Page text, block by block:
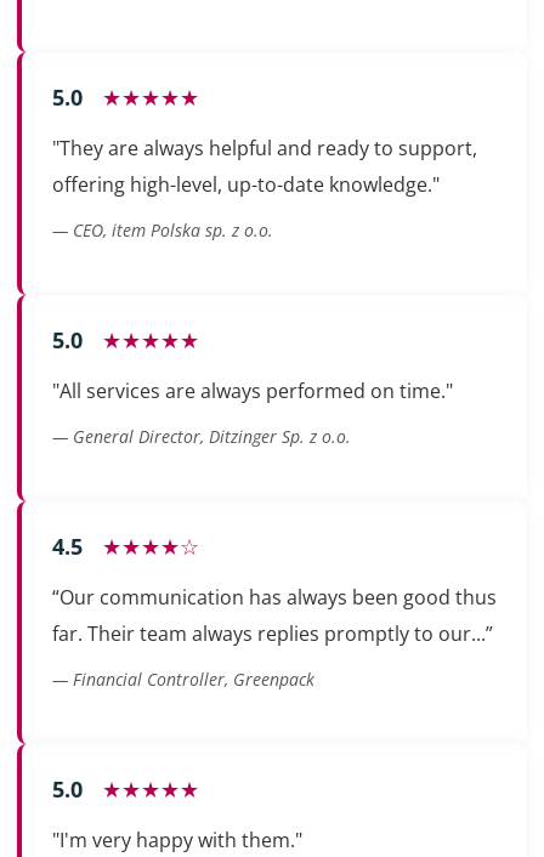
5.0 ★★★★★
"They are always helpful and ready to support,
offering high-level, up-to-date knowledge."
— CEO, item Polska sp. z o.o.
5.0 ★★★★★
"All services are always performed on time."
— General Director, Ditzinger Sp. z o.o.
4.5 ★★★★☆
“Our communication has always been good thus
far. Their team always replies promptly to our...”
— Financial Controller, Greenpack
5.0 ★★★★★
"I'm very happy with them."